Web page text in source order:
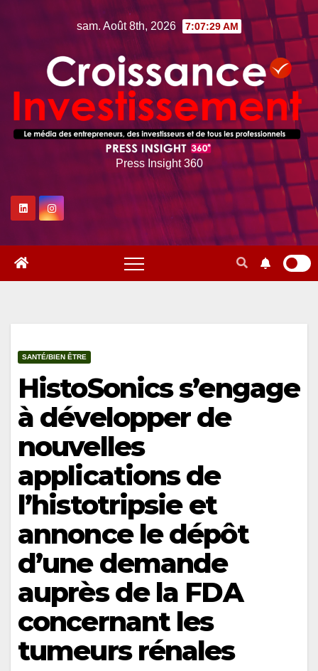
sam. Août 8th, 2026 7:07:31 AM
Press Insight 360
SANTÉ/BIEN ÊTRE
HistoSonics s’engage
à développer de
nouvelles
applications de
l’histotripsie et
annonce le dépôt
d’une demande
auprès de la FDA
concernant les
tumeurs rénales